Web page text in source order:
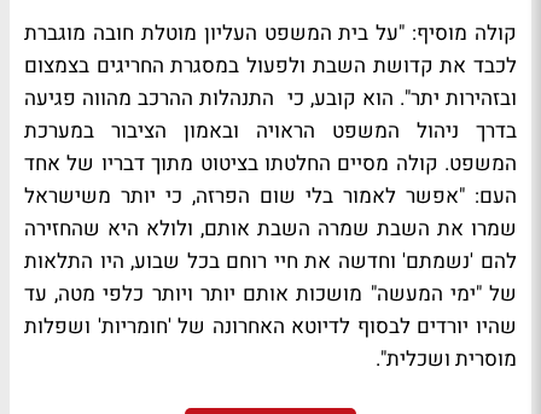
קולה מוסיף: "על בית המשפט העליון מוטלת חובה מוגברת
לכבד את קדושת השבת ולפעול במסגרת החריגים בצמצום
ובזהירות יתר". הוא קובע, כי התנהלות ההרכב מהווה פגיעה
בדרך ניהול המשפט הראויה ובאמון הציבור במערכת
המשפט. קולה מסיים החלטתו בציטוט מתוך דבריו של אחד
העם: "אפשר לאמור בלי שום הפרזה, כי יותר משישראל
שמרו את השבת שמרה השבת אותם, ולולא היא שהחזירה
להם 'נשמתם' וחדשה את חיי רוחם בכל שבוע, היו התלאות
של "ימי המעשה" מושכות אותם יותר ויותר כלפי מטה, עד
שהיו יורדים לבסוף לדיוטא האחרונה של 'חומריות' ושפלות
מוסרית ושכלית".